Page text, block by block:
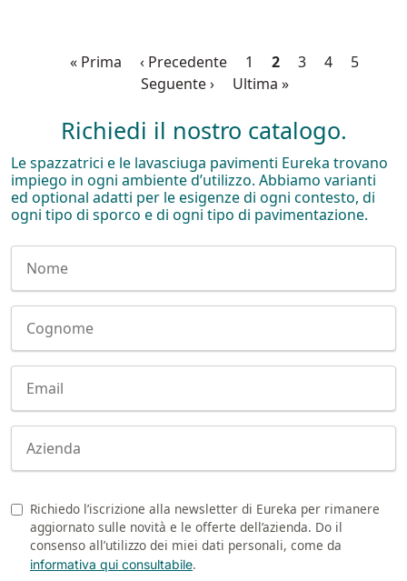
Paginazione
Prima pagina
« Prima Pagina precedente
‹ Precedente Pagina
1 Pagina attuale
2 Pagina
3 Pagina
4 Pagina
5
Seguente ›
Ultima pagina
Ultima »
Richiedi il nostro catalogo.
Le spazzatrici e le lavasciuga pavimenti Eureka trovano
impiego in ogni ambiente d’utilizzo. Abbiamo varianti
ed optional adatti per le esigenze di ogni contesto, di
ogni tipo di sporco e di ogni tipo di pavimentazione.
Newsletter
Richiedo l’iscrizione alla newsletter di Eureka per rimanere
aggiornato sulle novità e le offerte dell’azienda. Do il
consenso all’utilizzo dei miei dati personali, come da
informativa qui consultabile.